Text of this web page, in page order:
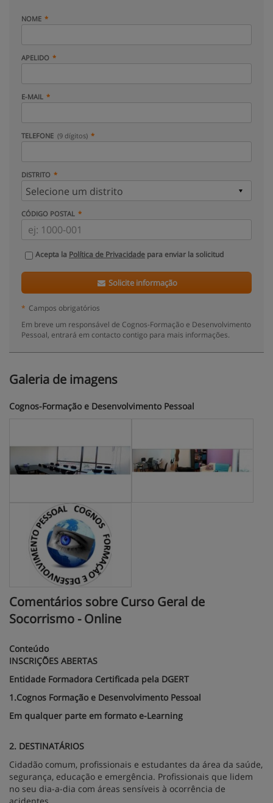
NOME
APELIDO
E-MAIL
TELEFONE (9 dígitos)
DISTRITO
CÓDIGO POSTAL
Acepta la Política de Privacidade para enviar la solicitud
Solicite informação
* Campos obrigatórios
Em breve um responsável de Cognos-Formação e Desenvolvimento
Pessoal, entrará em contacto contigo para mais informações.
Galeria de imagens
Cognos-Formação e Desenvolvimento Pessoal
Comentários sobre Curso Geral de
Socorrismo - Online
Conteúdo
INSCRIÇÕES ABERTAS
Entidade Formadora Certificada pela DGERT
1.Cognos Formação e Desenvolvimento Pessoal
Em qualquer parte em formato e-Learning
2. DESTINATÁRIOS
Cidadão comum, profissionais e estudantes da área da saúde,
segurança, educação e emergência. Profissionais que lidem
no seu dia-a-dia com áreas sensíveis à ocorrência de
acidentes.